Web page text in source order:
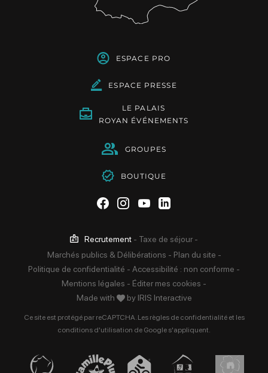
ESPACE PRO
ESPACE PRESSE
LE PALAIS
ROYAN ÉVÉNEMENTS
GROUPES
BOUTIQUE
Suivez-nous sur Facebook
Suivez-nous sur
Suivez-nous sur
Suivez-nous sur
Recrutement - Taxe de séjour -
Marchés publics & Délibérations - Plan du site -
Politique de confidentialité - Accessibilité : non conforme -
Mentions légales - Éditer mes cookies -
Made with
by IRIS Interactive
Ce site est protégé par reCAPTCHA. Les règles de confidentialitéet les
conditions d'utilisation de Google s'appliquent.